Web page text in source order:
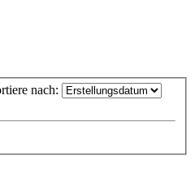
nach: